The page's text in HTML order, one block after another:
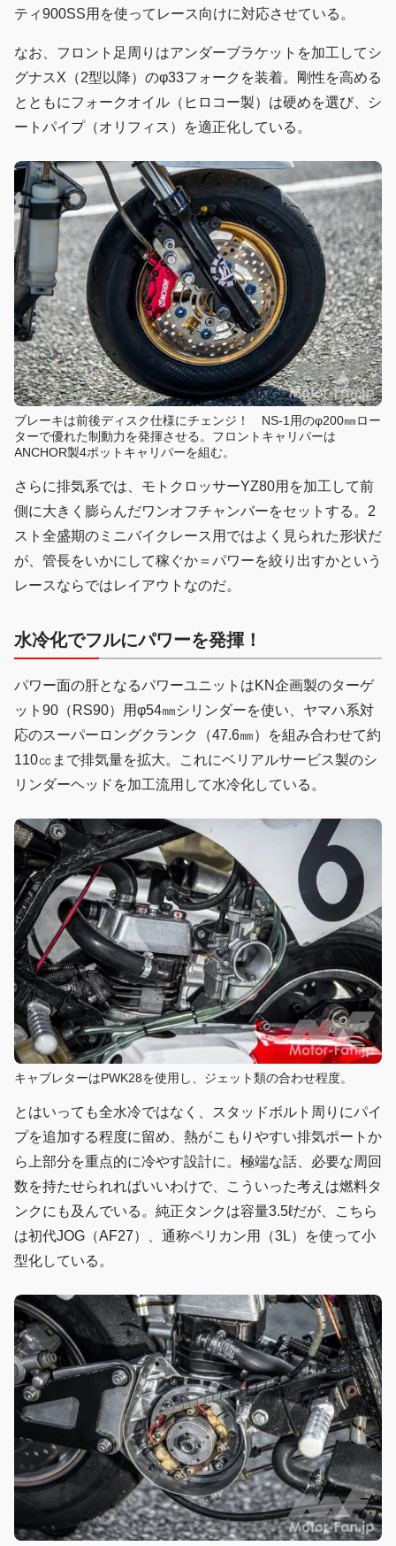
ティ900SS用を使ってレース向けに対応させている。
なお、フロント足周りはアンダーブラケットを加工してシ
グナスX（2型以降）のφ33フォークを装着。剛性を高める
とともにフォークオイル（ヒロコー製）は硬めを選び、シ
ートパイプ（オリフィス）を適正化している。
ブレーキは前後ディスク仕様にチェンジ！ NS-1用のφ200㎜ロー
ターで優れた制動力を発揮させる。フロントキャリパーは
ANCHOR製4ポットキャリパーを組む。
さらに排気系では、モトクロッサーYZ80用を加工して前
側に大きく膨らんだワンオフチャンバーをセットする。2
スト全盛期のミニバイクレース用ではよく見られた形状だ
が、管長をいかにして稼ぐか＝パワーを絞り出すかという
レースならではレイアウトなのだ。
水冷化でフルにパワーを発揮！
パワー面の肝となるパワーユニットはKN企画製のターゲ
ット90（RS90）用φ54㎜シリンダーを使い、ヤマハ系対
応のスーパーロングクランク（47.6㎜）を組み合わせて約
110㏄まで排気量を拡大。これにベリアルサービス製のシ
リンダーヘッドを加工流用して水冷化している。
キャブレターはPWK28を使用し、ジェット類の合わせ程度。
とはいっても全水冷ではなく、スタッドボルト周りにパイ
プを追加する程度に留め、熱がこもりやすい排気ポートか
ら上部分を重点的に冷やす設計に。極端な話、必要な周回
数を持たせられればいいわけで、こういった考えは燃料タ
ンクにも及んでいる。純正タンクは容量3.5ℓだが、こちら
は初代JOG（AF27）、通称ペリカン用（3L）を使って小
型化している。